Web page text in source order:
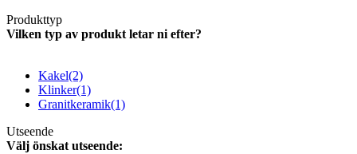
Produkttyp
Vilken typ av produkt letar ni efter?
Kakel(2)
Klinker(1)
Granitkeramik(1)
Utseende
Välj önskat utseende: